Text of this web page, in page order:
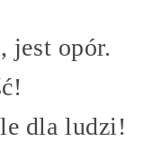
jest opór.
dla ludzi!